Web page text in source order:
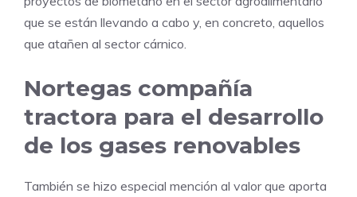
que se están llevando a cabo y, en concreto, aquellos
que atañen al sector cárnico.
Nortegas compañía
tractora para el desarrollo
de los gases renovables
También se hizo especial mención al valor que aporta